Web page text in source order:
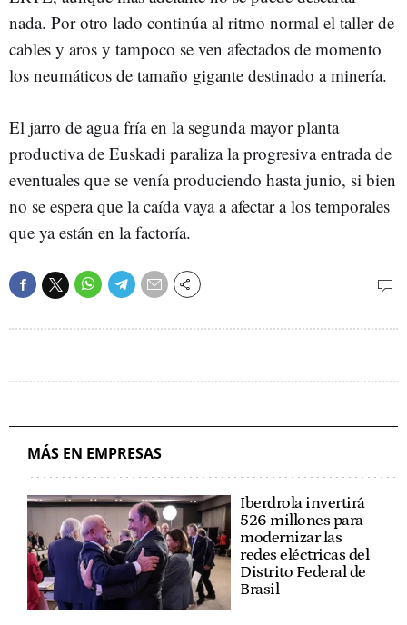
nada. Por otro lado continúa al ritmo normal el taller de
cables y aros y tampoco se ven afectados de momento
los neumáticos de tamaño gigante destinado a minería.
El jarro de agua fría en la segunda mayor planta
productiva de Euskadi paraliza la progresiva entrada de
eventuales que se venía produciendo hasta junio, si bien
no se espera que la caída vaya a afectar a los temporales
que ya están en la factoría.
MÁS EN EMPRESAS
Iberdrola invertirá
526 millones para
modernizar las
redes eléctricas del
Distrito Federal de
Brasil